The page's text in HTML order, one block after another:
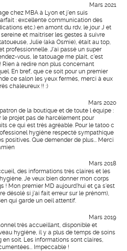
Mars 2021
chez MBA à Lyon et j'en suis
: excellente communication des
etc.) en amont du rdv, le jour J et
et maitriser les gestes à suivre
Julie (aka Osmie), était au top,
professionnelle. J'ai passé un super
vous, le tatouage me plait, c'est
à redire non plus concernant
En bref, que ce soit pour un premier
ce salon les yeux fermés, merci à eux
chaleureux !! :)
Mars 2020
de la boutique et de toute l équipe :
projet pas de harcèlement pour
ce qui est très agréable. Pour le tatoo c
hygiène respecté sympathique
positives. Que demender de plus... Merci
Mars 2018
des informations très claires et les
Je veux bien donner mon corps
! Mon premier MD aujourd'hui et ça s'est
désolé si j'ai fait erreur sur le prénom),
qui garde un oeil attentif.
Mars 2019
très accueillant, disponible et
hygiène, il y a plus de temps de soins
soit. Les informations sont claires,
Impeccable !